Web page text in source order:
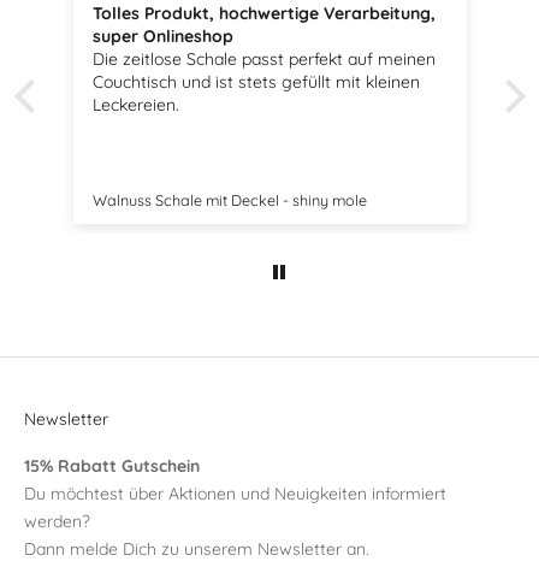
Tolle Vögel
Sehr schöne Vögel, passen perfekt zu meiner
Dekoration.
Swedish Birds Osterdekoration 2er Set - mole dot
Newsletter
15% Rabatt Gutschein
Du möchtest über Aktionen und Neuigkeiten informiert
werden?
Dann melde Dich zu unserem Newsletter an.